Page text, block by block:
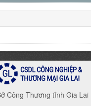
Công Thương tỉnh Gia Lai